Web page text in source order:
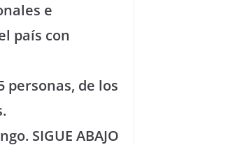
e
país con
personas, de los
SIGUE ABAJO